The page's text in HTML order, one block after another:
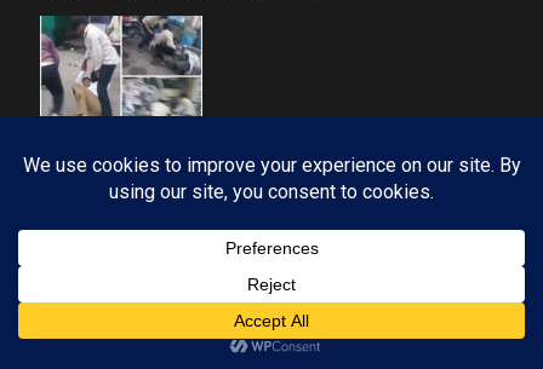
MP-11 धार मध्यप्रदेश
घोड़ा चौपाटी पर दो पक्षों में हुई मारपीट, क्या पुलिस
निकालेगी जुलूस?
KAMALGIRI GOSWAMI